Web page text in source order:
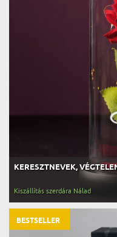
KERESZTNEVEK,
Kiszállítás szerdára Nálad
BESTSELLER